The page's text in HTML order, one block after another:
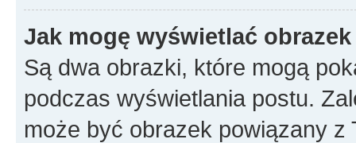
Jak mogę wyświetlać
Są dwa obrazki, które mogą
podczas wyświetlania postu.
może być obrazek powiązany z